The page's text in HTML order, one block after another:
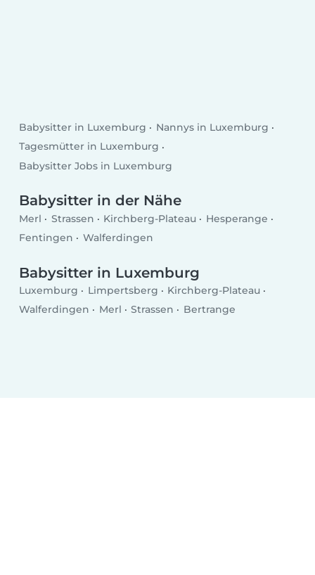
Babysitter in Luxemburg
Nannys in Luxemburg
Tagesmütter in Luxemburg
Babysitter Jobs in Luxemburg
Babysitter in der Nähe
Merl Strassen Kirchberg-Plateau
Hesperange
Fentingen
Walferdingen
Babysitter in Luxemburg
Luxemburg Limpertsberg
Kirchberg-Plateau
Walferdingen
Merl Strassen Bertrange